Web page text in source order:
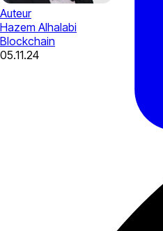
Auteur
Hazem Alhalabi
Blockchain
05.11.24